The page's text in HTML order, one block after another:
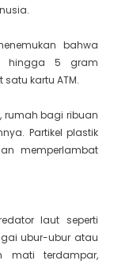
bahwa
hingga 5 gram
kartu ATM.
rumah bagi ribuan
Partikel plastik
memperlambat
laut seperti
ubur-ubur atau
mati terdampar,